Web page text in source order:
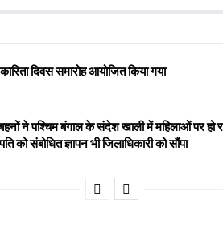
दिवस समारोह आयोजित किया गया
ने पश्चिम बंगाल के संदेश खाली में महिलाओं पर हो
को संबोधित ज्ञापन भी जिलाधिकारी को सौंपा